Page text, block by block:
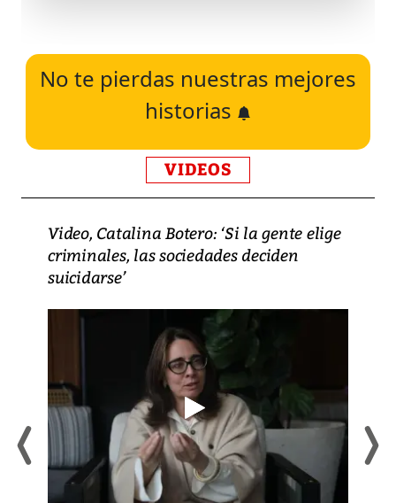
No te pierdas nuestras mejores
historias
VIDEOS
Video, Catalina Botero: ‘Si la gente elige
criminales, las sociedades deciden
suicidarse’